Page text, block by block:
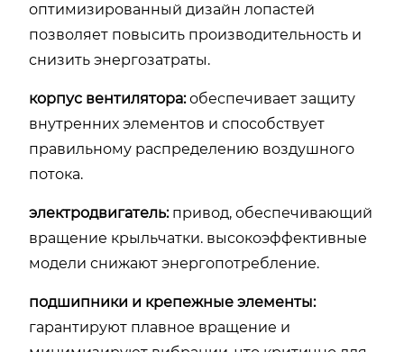
оптимизированный дизайн лопастей
позволяет повысить производительность и
снизить энергозатраты.
корпус вентилятора:обеспечивает защиту
внутренних элементов и способствует
правильному распределению воздушного
потока.
электродвигатель:привод, обеспечивающий
вращение крыльчатки. высокоэффективные
модели снижают энергопотребление.
подшипники и крепежные элементы:
гарантируют плавное вращение и